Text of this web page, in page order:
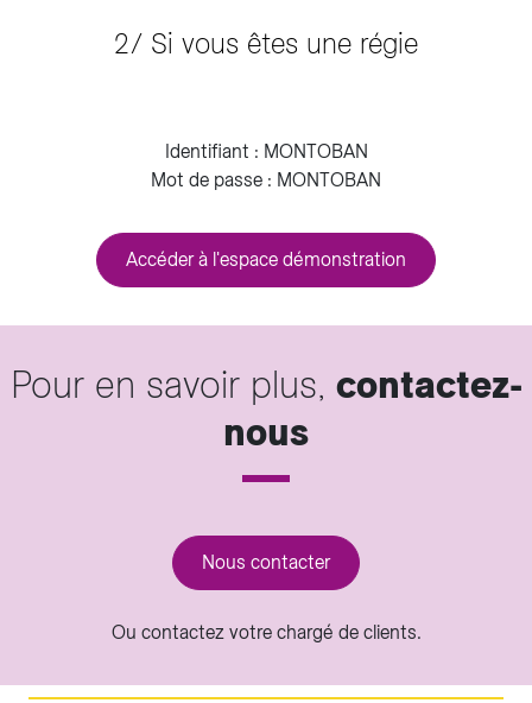
2/ Si vous êtes une régie
Identifiant : MONTOBAN
Mot de passe : MONTOBAN
Accéder à l'espace démonstration
Pour en savoir plus, contactez-
nous
Nous contacter
Ou contactez votre chargé de clients.